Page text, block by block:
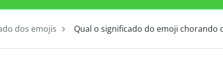
dos emojis Qual o significado do emoji chorando